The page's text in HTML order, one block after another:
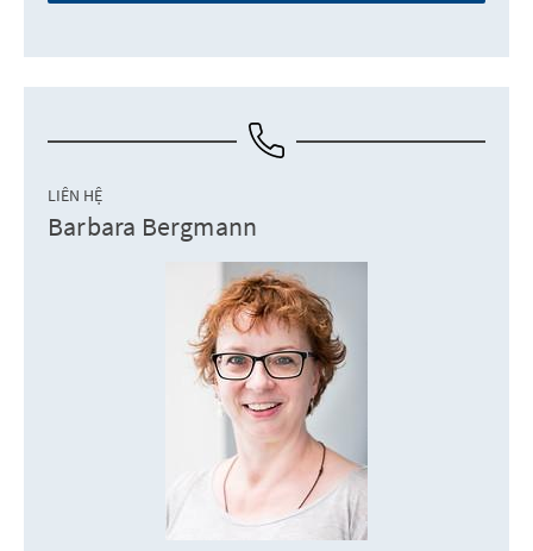
LIÊN HỆ
Barbara Bergmann